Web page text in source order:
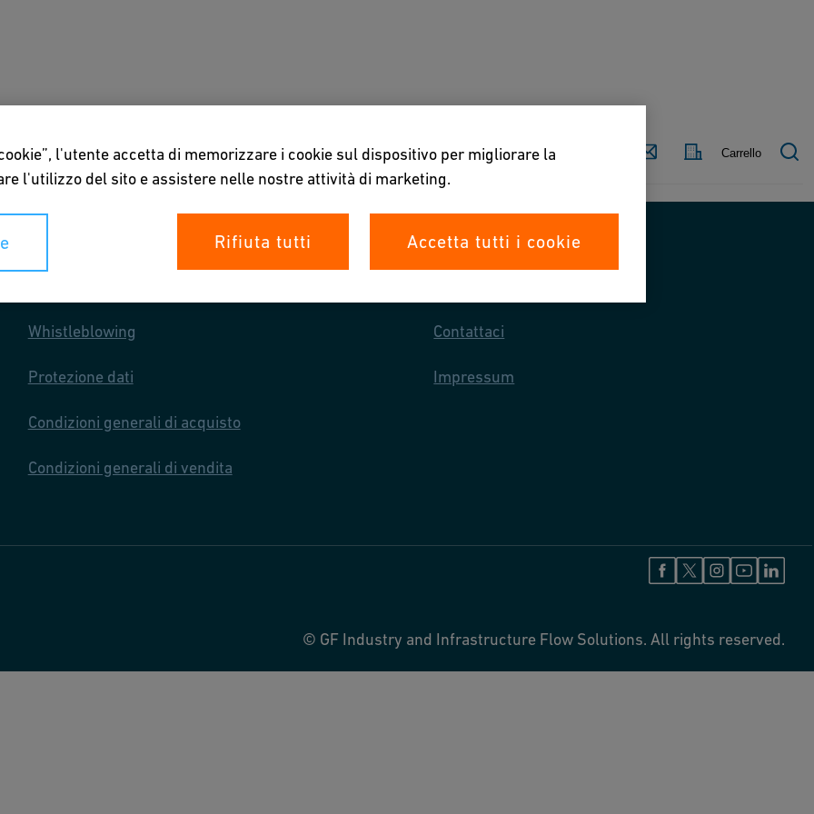
Paese Contact Carrello
e tool Chi siamo
Whistleblowing
Protezione dati
Condizioni generali di acquisto
Condizioni generali di vendita
Contattaci
Impressum
© GF Industry and Infrastructure Flow Solutions. All rights reserved.
l'utente accetta di memorizzare i cookie sul dispositivo per migliorare la
l'utilizzo del sito e assistere nelle nostre attività di marketing.
Rifiuta tutti Accetta tutti i cookie